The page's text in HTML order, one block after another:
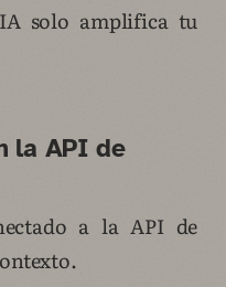
solo amplifica tu
la API de
a la API de